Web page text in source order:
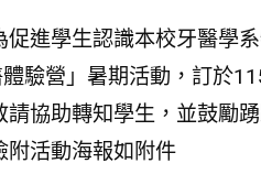
促進學生認識本校牙醫學
驗營」暑期活動，訂於
請協助轉知學生，並鼓勵踴
附活動海報如附件